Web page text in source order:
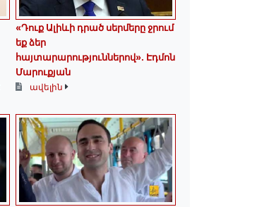
«Դուք Ալիևի դրած սերմերը ջրում
եք ձեր
հայտարարություններով»․ Էդմոն
Մարուքյան
ավելին